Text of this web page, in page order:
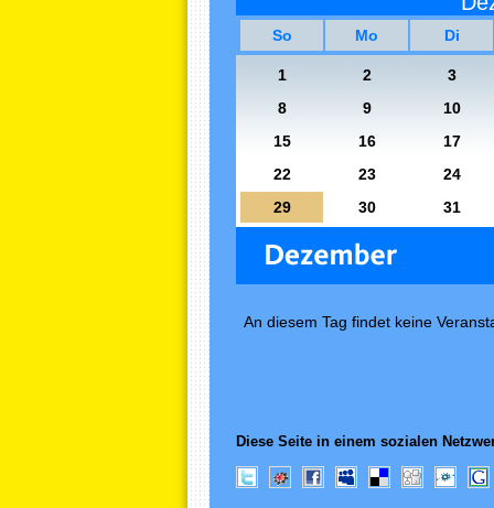
So Mo Di
1 2
3
8
9
10
15
16
17
22
23
24
29
30 31
An diesem Tag findet keine
Diese Seite in einem sozialen